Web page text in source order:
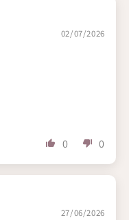
02/07/2026
0 0
27/06/2026